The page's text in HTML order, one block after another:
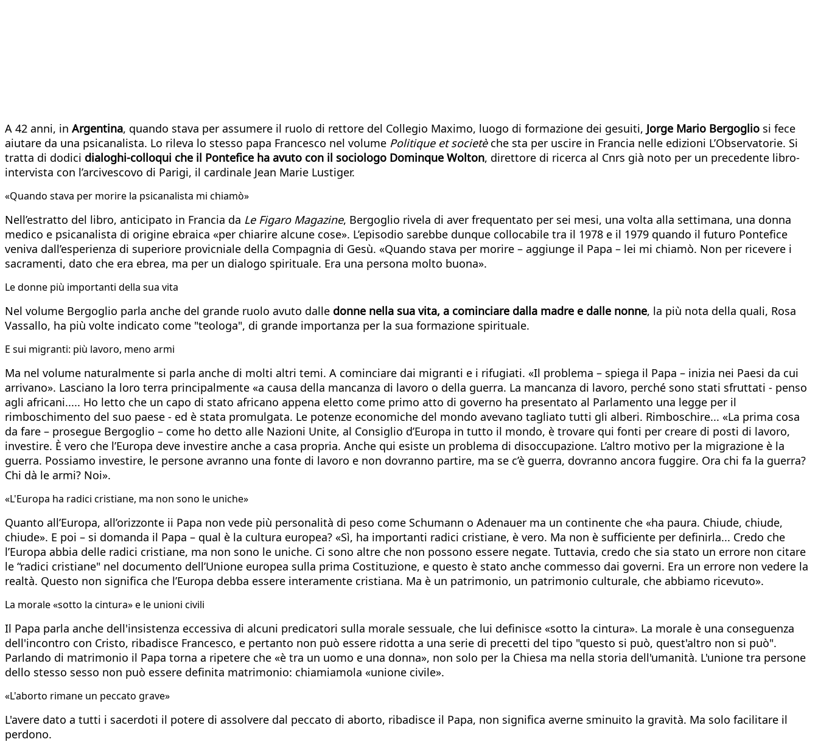
A 42 anni, in Argentina, quando stava per assumere il ruolo di rettore del Collegio Maximo, luogo di formazione dei gesuiti, Jorge Mario Bergoglio si fece
aiutare da una psicanalista. Lo rileva lo stesso papa Francesco nel volume Politique et societèche sta per uscire in Francia nelle edizioni L’Observatorie. Si
tratta di dodici dialoghi-colloqui che il Pontefice ha avuto con il sociologo Dominque Wolton, direttore di ricerca al Cnrs già noto per un precedente libro-
intervista con l’arcivescovo di Parigi, il cardinale Jean Marie Lustiger.
«Quando stava per morire la psicanalista mi chiamò»
Nell’estratto del libro, anticipato in Francia da Le Figaro Magazine, Bergoglio rivela di aver frequentato per sei mesi, una volta alla settimana, una donna
medico e psicanalista di origine ebraica «per chiarire alcune cose». L’episodio sarebbe dunque collocabile tra il 1978 e il 1979 quando il futuro Pontefice
veniva dall’esperienza di superiore provicniale della Compagnia di Gesù. «Quando stava per morire – aggiunge il Papa – lei mi chiamò. Non per ricevere i
sacramenti, dato che era ebrea, ma per un dialogo spirituale. Era una persona molto buona».
Le donne più importanti della sua vita
Nel volume Bergoglio parla anche del grande ruolo avuto dalle donne nella sua vita, a cominciare dalla madre e dalle nonne, la più nota della quali, Rosa
Vassallo, ha più volte indicato come "teologa", di grande importanza per la sua formazione spirituale.
E sui migranti: più lavoro, meno armi
Ma nel volume naturalmente si parla anche di molti altri temi. A cominciare dai migranti e i rifugiati. «Il problema – spiega il Papa – inizia nei Paesi da cui
arrivano». Lasciano la loro terra principalmente «a causa della mancanza di lavoro o della guerra. La mancanza di lavoro, perché sono stati sfruttati - penso
agli africani..... Ho letto che un capo di stato africano appena eletto come primo atto di governo ha presentato al Parlamento una legge per il
rimboschimento del suo paese - ed è stata promulgata. Le potenze economiche del mondo avevano tagliato tutti gli alberi. Rimboschire... «La prima cosa
da fare – prosegue Bergoglio – come ho detto alle Nazioni Unite, al Consiglio d’Europa in tutto il mondo, è trovare qui fonti per creare di posti di lavoro,
investire. È vero che l’Europa deve investire anche a casa propria. Anche qui esiste un problema di disoccupazione. L’altro motivo per la migrazione è la
guerra. Possiamo investire, le persone avranno una fonte di lavoro e non dovranno partire, ma se c’è guerra, dovranno ancora fuggire. Ora chi fa la guerra?
Chi dà le armi? Noi».
«L'Europa ha radici cristiane, ma non sono le uniche»
Quanto all’Europa, all’orizzonte ii Papa non vede più personalità di peso come Schumann o Adenauer ma un continente che «ha paura. Chiude, chiude,
chiude». E poi – si domanda il Papa – qual è la cultura europea? «Sì, ha importanti radici cristiane, è vero. Ma non è sufficiente per definirla... Credo che
l’Europa abbia delle radici cristiane, ma non sono le uniche. Ci sono altre che non possono essere negate. Tuttavia, credo che sia stato un errore non citare
le “radici cristiane" nel documento dell’Unione europea sulla prima Costituzione, e questo è stato anche commesso dai governi. Era un errore non vedere la
realtà. Questo non significa che l’Europa debba essere interamente cristiana. Ma è un patrimonio, un patrimonio culturale, che abbiamo ricevuto».
La morale «sotto la cintura» e le unioni civili
Il Papa parla anche dell'insistenza eccessiva di alcuni predicatori sulla morale sessuale, che lui definisce «sotto la cintura». La morale è una conseguenza
dell'incontro con Cristo, ribadisce Francesco, e pertanto non può essere ridotta a una serie di precetti del tipo "questo si può, quest'altro non si può".
Parlando di matrimonio il Papa torna a ripetere che «è tra un uomo e una donna», non solo per la Chiesa ma nella storia dell'umanità. L'unione tra persone
dello stesso sesso non può essere definita matrimonio: chiamiamola «unione civile».
«L'aborto rimane un peccato grave»
L'avere dato a tutti i sacerdoti il potere di assolvere dal peccato di aborto, ribadisce il Papa, non significa averne sminuito la gravità. Ma solo facilitare il
perdono.